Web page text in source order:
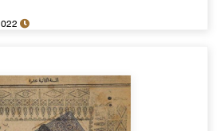
24-11-2022